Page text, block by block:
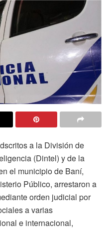
a la División de
(Dintel) y de la
el municipio de Baní,
Público, arrestaron a
orden judicial por
a varias
e internacional,